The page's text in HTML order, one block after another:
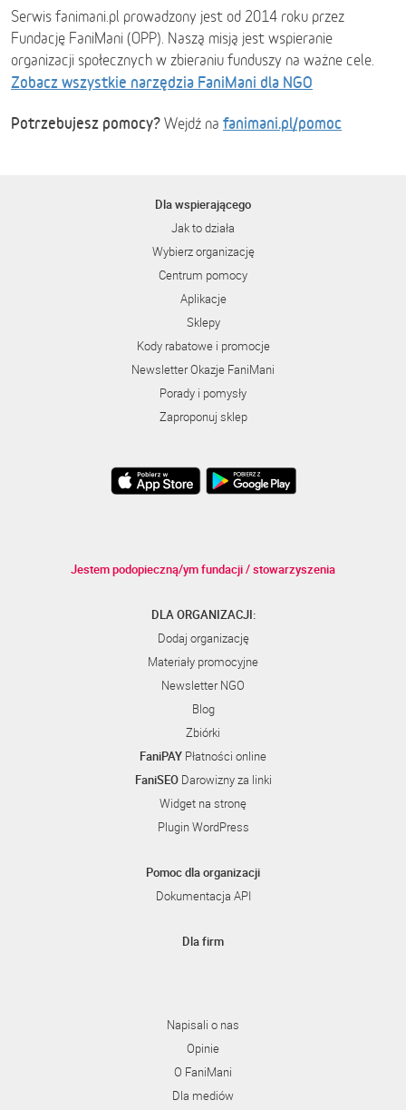
Serwis fanimani.pl prowadzony jest od 2014 roku przez
Fundację FaniMani (OPP). Naszą misją jest wspieranie
organizacji społecznych w zbieraniu funduszy na ważne cele.
Zobacz wszystkie narzędzia FaniMani dla NGO
Potrzebujesz pomocy? Wejdź na fanimani.pl/pomoc
Dla wspierającego
Jak to działa
Wybierz organizację
Centrum pomocy
Aplikacje
Sklepy
Kody rabatowe i promocje
Newsletter Okazje FaniMani
Porady i pomysły
Zaproponuj sklep
Jestem podopieczną/ym fundacji / stowarzyszenia
DLA ORGANIZACJI:
Dodaj organizację
Materiały promocyjne
Newsletter NGO
Blog
Zbiórki
FaniPAY Płatności online
FaniSEODarowizny za linki
Widget na stronę
Plugin WordPress
Pomoc dla organizacji
Dokumentacja API
Dla firm
Napisali o nas
Opinie
O FaniMani
Dla mediów